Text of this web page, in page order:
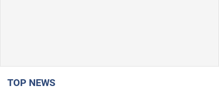
TOP NEWS